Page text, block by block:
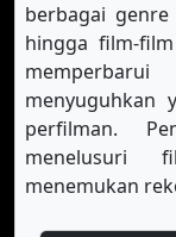
berbagai
hingga film-
perfilman.
menelusuri
menemukan